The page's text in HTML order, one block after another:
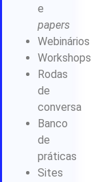
e
papers
Webinários
Workshops
Rodas
de
conversa
Banco
de
práticas
Sites